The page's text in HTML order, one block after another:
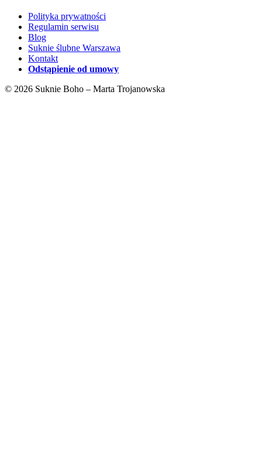
Polityka prywatności
Regulamin serwisu
Blog
Suknie ślubne Warszawa
Kontakt
Odstąpienie od umowy
© 2026 Suknie Boho – Marta Trojanowska